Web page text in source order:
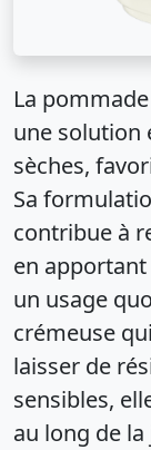
La
une solution
sèches,
Sa
contribue à
en apportant
un usage
crémeuse
laisser de
sensibles,
au long de